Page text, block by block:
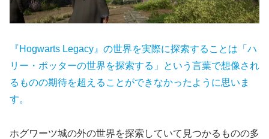
『Hogwarts Legacy』の世界を実際に探索することは「ハ
リー・ポッターの世界を探索する」という言葉で想像され
るものの期待を超えることができなかったように思いま
す。
ホグワーツ城の外の世界を探索していて見つかるものの多